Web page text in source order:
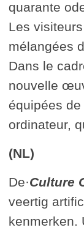
quarante
Les
mélangées
Dans le
nouvelle
équipées
ordinateur,
(NL)
De·Culture
veertig
kenmerken.